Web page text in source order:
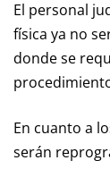
El personal
física ya no
donde se
En cuanto a
serán